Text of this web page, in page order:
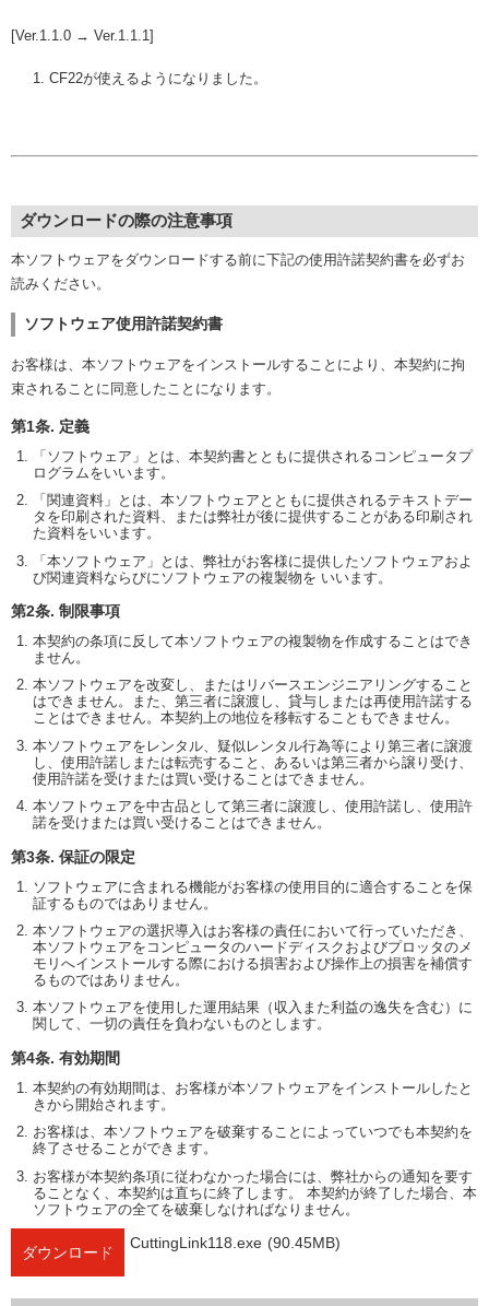
[Ver.1.1.0 → Ver.1.1.1]
CF22が使えるようになりました。
ダウンロードの際の注意事項
本ソフトウェアをダウンロードする前に下記の使用許諾契約書を必ずお
読みください。
ソフトウェア使用許諾契約書
お客様は、本ソフトウェアをインストールすることにより、本契約に拘
束されることに同意したことになります。
第1条. 定義
「ソフトウェア」とは、本契約書とともに提供されるコンピュータプ
ログラムをいいます。
「関連資料」とは、本ソフトウェアとともに提供されるテキストデー
タを印刷された資料、または弊社が後に提供することがある印刷され
た資料をいいます。
「本ソフトウェア」とは、弊社がお客様に提供したソフトウェアおよ
び関連資料ならびにソフトウェアの複製物を いいます。
第2条. 制限事項
本契約の条項に反して本ソフトウェアの複製物を作成することはでき
ません。
本ソフトウェアを改変し、またはリバースエンジニアリングすること
はできません。また、第三者に譲渡し、貸与しまたは再使用許諾する
ことはできません。本契約上の地位を移転することもできません。
本ソフトウェアをレンタル、疑似レンタル行為等により第三者に譲渡
し、使用許諾しまたは転売すること、あるいは第三者から譲り受け、
使用許諾を受けまたは買い受けることはできません。
本ソフトウェアを中古品として第三者に譲渡し、使用許諾し、使用許
諾を受けまたは買い受けることはできません。
第3条. 保証の限定
ソフトウェアに含まれる機能がお客様の使用目的に適合することを保
証するものではありません。
本ソフトウェアの選択導入はお客様の責任において行っていただき、
本ソフトウェアをコンピュータのハードディスクおよびプロッタのメ
モリへインストールする際における損害および操作上の損害を補償す
るものではありません。
本ソフトウェアを使用した運用結果（収入また利益の逸失を含む）に
関して、一切の責任を負わないものとします。
第4条. 有効期間
本契約の有効期間は、お客様が本ソフトウェアをインストールしたと
きから開始されます。
お客様は、本ソフトウェアを破棄することによっていつでも本契約を
終了させることができます。
お客様が本契約条項に従わなかった場合には、弊社からの通知を要す
ることなく、本契約は直ちに終了します。 本契約が終了した場合、本
ソフトウェアの全てを破棄しなければなりません。
ダウンロード
CuttingLink118.exe (90.45MB)